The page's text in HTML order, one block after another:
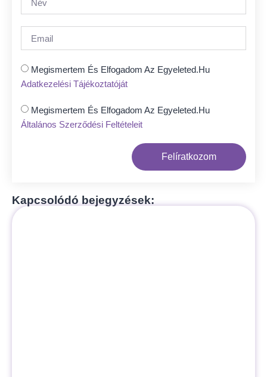
Megismertem És Elfogadom Az Egyeleted.hu
Adatkezelési Tájékoztatóját
Megismertem És Elfogadom Az Egyeleted.hu
Általános Szerződési Feltételeit
Felíratkozom
Kapcsolódó bejegyzések: